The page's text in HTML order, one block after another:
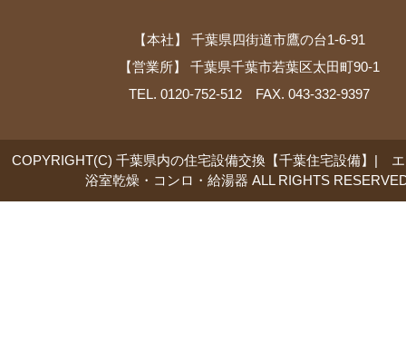
【本社】 千葉県四街道市鷹の台1-6-91
【営業所】 千葉県千葉市若葉区太田町90-1
TEL. 0120-752-512 FAX. 043-332-9397
COPYRIGHT(C) 千葉県内の住宅設備交換【千葉住宅設備】|
浴室乾燥・コンロ・給湯器 ALL RIGHTS